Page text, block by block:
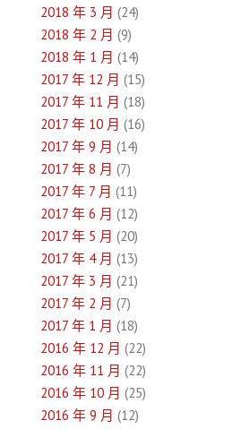
2018 年 3 月 (24)
2018 年 2 月 (9)
2018 年 1 月 (14)
2017 年 12 月 (15)
2017 年 11 月 (18)
2017 年 10 月 (16)
2017 年 9 月 (14)
2017 年 8 月 (7)
2017 年 7 月 (11)
2017 年 6 月 (12)
2017 年 5 月 (20)
2017 年 4 月 (13)
2017 年 3 月 (21)
2017 年 2 月 (7)
2017 年 1 月 (18)
2016 年 12 月 (22)
2016 年 11 月 (22)
2016 年 10 月 (25)
2016 年 9 月 (12)